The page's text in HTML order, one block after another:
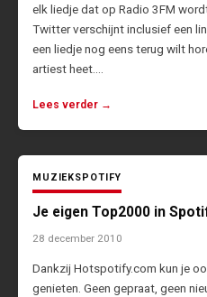
elk liedje dat op Radio 3FM
Twitter verschijnt inclusief een
een liedje nog eens terug wilt
artiest heet.…
Lees verder →
MUZIEKSPOTIFY
Je eigen Top2000 in
28 december 2010
Dankzij Hotspotify.com kun je
genieten. Geen gepraat, geen